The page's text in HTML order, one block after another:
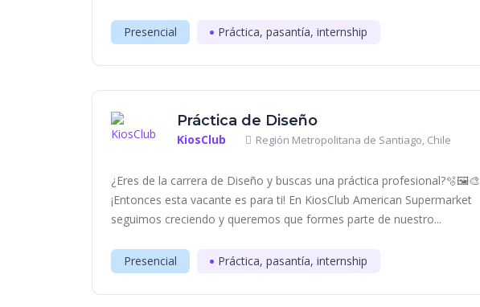
Presencial Práctica, pasantía, internship
Práctica de Diseño
KiosClub Región Metropolitana de Santiago, Chile
¿Eres de la carrera de Diseño y buscas una práctica profesional?🫧🖼️​🎨
¡Entonces esta vacante es para ti! En KiosClub American Supermarket
seguimos creciendo y queremos que formes parte de nuestro...
Presencial Práctica, pasantía, internship